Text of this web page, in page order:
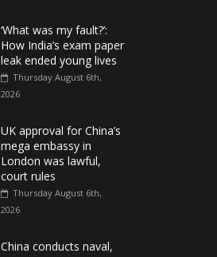
‘What was my fault?’:
How India’s exam paper
leak ended young lives
Thursday August 6th,
2026
UK approval for China’s
mega embassy in
London was lawful,
court rules
Thursday August 6th,
2026
China conducts naval,